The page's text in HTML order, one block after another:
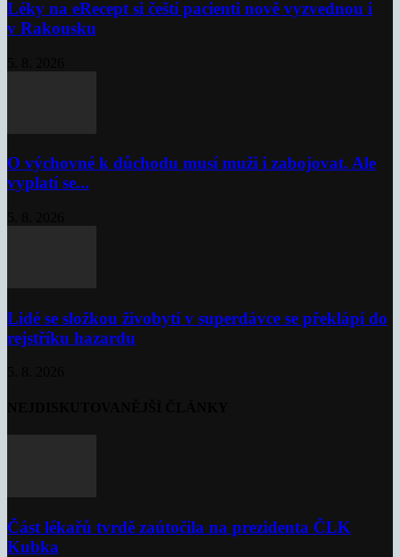
Léky na eRecept si čeští pacienti nově vyzvednou i
v Rakousku
O výchovné k důchodu musí muži i zabojovat. Ale
vyplatí se...
Lidé se složkou živobytí v superdávce se překlápí do
rejstříku hazardu
Část lékařů tvrdě zaútočila na prezidenta ČLK
Kubka